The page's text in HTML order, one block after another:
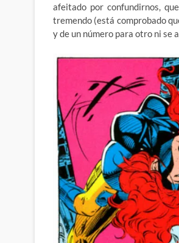
afeitado por confundirnos,
tremendo (está comprobado
y de un número para otro ni se